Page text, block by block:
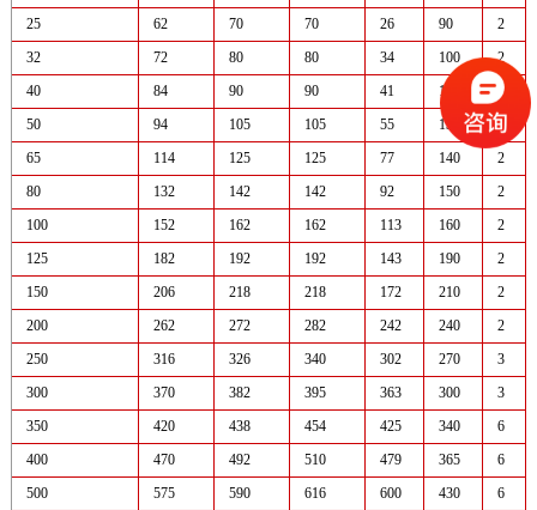
25
62 70 70 26 90
2
32
72 80 80 34 100
2
40
84 90 90 41 120
2
50
94 105 105 55 130
2
65
114 125 125 77 140
2
80
132 142 142 92 150
2
100
152 162 162 113 160
2
125
182 192 192 143 190
2
150
206 218 218 172 210
2
200
262 272 282 242 240
2
250
316 326 340 302 270
3
300
370 382 395 363 300
3
350
420 438 454 425 340
6
400
470 492 510 479 365
6
500
575 590 616 600 430
6